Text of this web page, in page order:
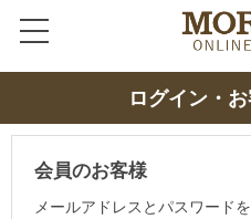
ログイン・
会員のお客様
メールアドレスとパスワード